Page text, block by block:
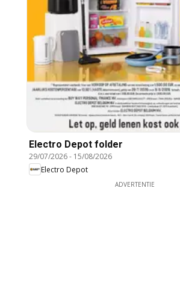
Electro Depot folder
29/07/2026- 15/08/2026
Electro Depot
ADVERTENTIE